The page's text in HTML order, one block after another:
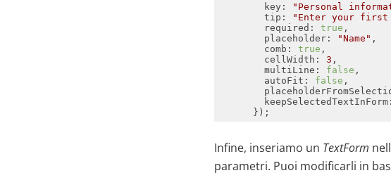
key : "Personal
tip : "Enter your first
required : true
placeholder: "Name"
comb : true
cellWidth : 3
multiLine : false
autoFit : false
keepSelectedTextInForm
Infine, inseriamo un TextForm
parametri. Puoi modificarli in